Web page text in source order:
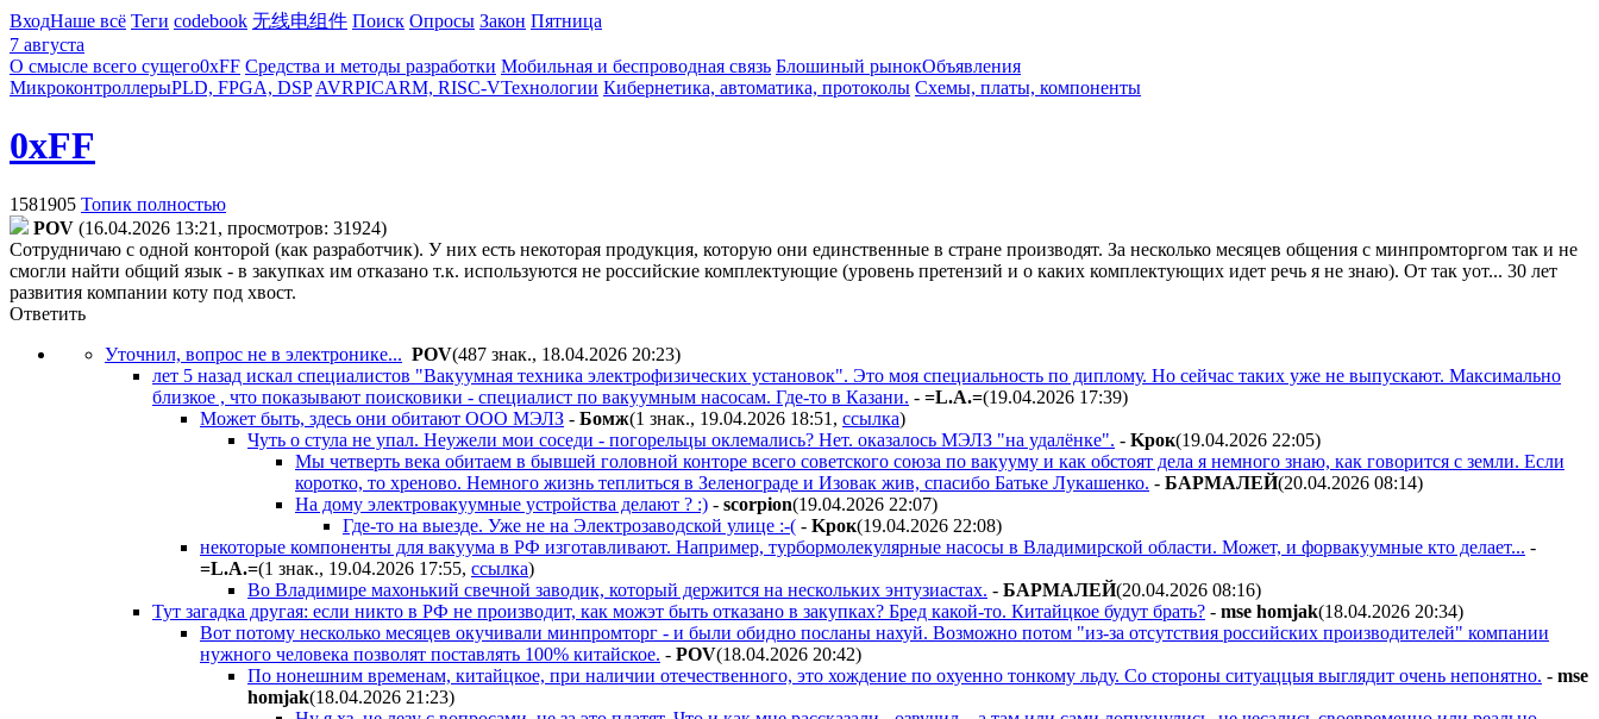
ВходНаше всё Теги codebook 无线电组件 Поиск Опросы Закон Пятница
7 августа
О смысле всего сущего0xFF Средства и методы разработки Мобильная и беспроводная связь Блошиный рынокОбъявления
МикроконтроллерыPLD, FPGA, DSP AVRPICARM, RISC-VТехнологии Кибернетика, автоматика, протоколы Схемы, платы, компоненты
0xFF
1581905 Топик полностью
POV (16.04.2026 13:21, просмотров: 31924)
Сотрудничаю с одной конторой (как разработчик). У них есть некоторая продукция, которую они единственные в стране производят. За несколько месяцев общения с минпромторгом так и не
смогли найти общий язык - в закупках им отказано т.к. используются не российские комплектующие (уровень претензий и о каких комплектующих идет речь я не знаю). От так уот... 30 лет
развития компании коту под хвост.
Ответить
Уточнил, вопрос не в электронике... POV(487 знак., 18.04.2026 20:23)
лет 5 назад искал специалистов "Вакуумная техника электрофизических установок". Это моя специальность по диплому. Но сейчас таких уже не выпускают. Максимально
близкое , что показывают поисковики - специалист по вакуумным насосам. Где-то в Казани. - =L.A.=(19.04.2026 17:39)
Может быть, здесь они обитают ООО МЭЛЗ - Бoмж(1 знак., 19.04.2026 18:51 , ссылка)
Чуть о стула не упал. Неужели мои соседи - погорельцы оклемались? Нет. оказалось МЭЛЗ "на удалёнке". - Kpoк(19.04.2026 22:05)
Мы четверть века обитаем в бывшей головной конторе всего советского союза по вакууму и как обстоят дела я немного знаю, как говорится с земли. Если
коротко, то хреново. Немного жизнь теплиться в Зеленограде и Изовак жив, спасибо Батьке Лукашенко. - БAPMAЛEЙ(20.04.2026 08:14)
На дому электровакуумные устройства делают ? :) - scorpion(19.04.2026 22:07)
Где-то на выезде. Уже не на Электрозаводской улице :-( - Kpoк(19.04.2026 22:08)
некоторые компоненты для вакуума в РФ изготавливают. Например, турбормолекулярные насосы в Владимирской области. Может, и форвакуумные кто делает... -
=L.A.=(1 знак., 19.04.2026 17:55, ссылка)
Во Владимире махонький свечной заводик, который держится на нескольких энтузиастах. - БAPMAЛEЙ(20.04.2026 08:16)
Тут загадка другая: если никто в РФ не производит, как можэт быть отказано в закупках? Бред какой-то. Китайцкое будут брать? - mse homjak(18.04.2026 20:34)
Вот потому несколько месяцев окучивали минпромторг - и были обидно посланы нахуй. Возможно потом "из-за отсутствия российских производителей" компании
нужного человека позволят поставлять 100% китайское. - POV(18.04.2026 20:42)
По нонешним временам, китайцкое, при наличии отечественного, это хождение по охуенно тонкому льду. Со стороны ситуаццыя выглядит очень непонятно. - mse
homjak(18.04.2026 21:23)